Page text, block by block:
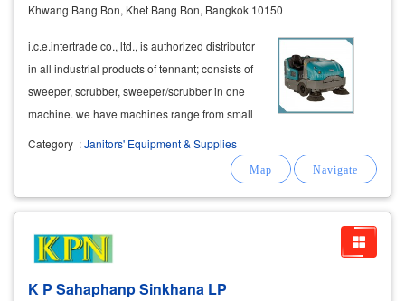
Khwang Bang Bon, Khet Bang Bon, Bangkok 10150
i.c.e.intertrade co., ltd., is authorized distributor
in all industrial products of tennant; consists of
sweeper, scrubber, sweeper/scrubber in one
machine. we have machines range from small
Category :Janitors' Equipment & Supplies
K P Sahaphanp Sinkhana LP